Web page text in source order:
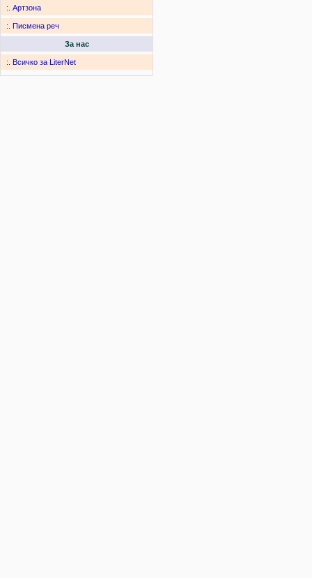
:. Артзона
:. Писмена реч
За нас
:. Всичко за LiterNet